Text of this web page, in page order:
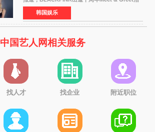
动将由智秀、ROS&Eacute;、JENNIE出席，
LISA将缺席。 此前BLACKPINK所属社YG并
未为组合出道十周年做
韩国娱乐
中国艺人网相关服务
找人才 找企业 附近职位